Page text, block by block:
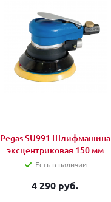
Pegas SU991 Шлифмашина
эксцентриковая 150 мм
Есть в наличии
4 290 руб.